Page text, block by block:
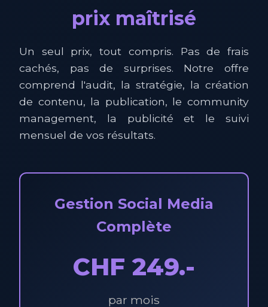
prix maîtrisé
Un seul prix, tout compris. Pas de frais
cachés, pas de surprises. Notre offre
comprend l'audit, la stratégie, la création
de contenu, la publication, le community
management, la publicité et le suivi
mensuel de vos résultats.
Gestion Social Media
Complète
CHF 249.-
par mois